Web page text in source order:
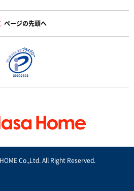
ページの先頭へ
Co.,Ltd. All Right Reserved.